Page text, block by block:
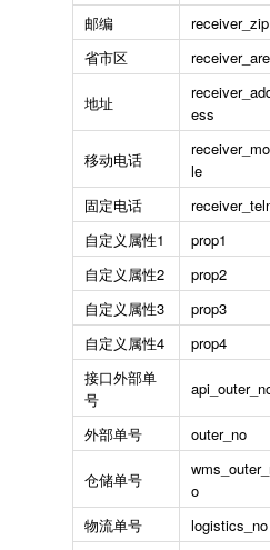
邮编
receiver_zip
省市区
地址
ess
移动电话
le
固定电话
自定义属性1
prop1
自定义属性2
prop2
自定义属性3
prop3
自定义属性4
prop4
接口外部单
号
外部单号 outer_no
仓储单号
o
物流单号
logistics_no